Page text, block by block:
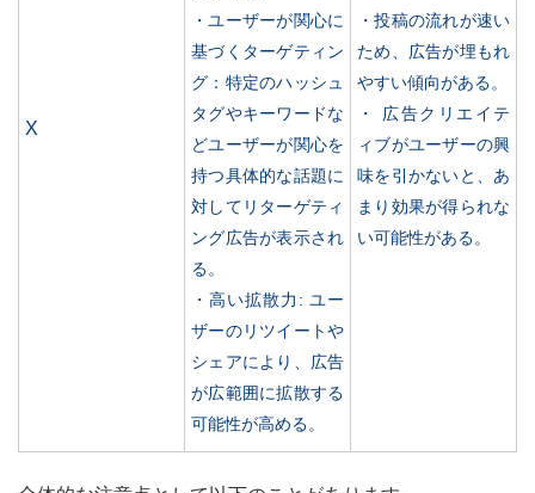
X
・ユーザーが関心に
基づくターゲティン
グ：特定のハッシュ
タグやキーワードな
どユーザーが関心を
持つ具体的な話題に
対してリターゲティ
ング広告が表示され
る。
・高い拡散力: ユー
ザーのリツイートや
シェアにより、広告
が広範囲に拡散する
可能性が高める。
・投稿の流れが速い
ため、広告が埋もれ
やすい傾向がある。
・ 広告クリエイテ
ィブがユーザーの興
味を引かないと、あ
まり効果が得られな
い可能性がある。